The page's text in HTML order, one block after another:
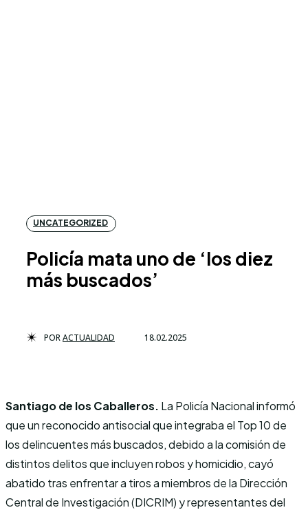
UNCATEGORIZED
Policía mata uno de ‘los diez
más buscados’
PORACTUALIDAD 18.02.2025
Santiago de los Caballeros. La Policía Nacional informó
que un reconocido antisocial que integraba el Top 10 de
los delincuentes más buscados, debido a la comisión de
distintos delitos que incluyen robos y homicidio, cayó
abatido tras enfrentar a tiros a miembros de la Dirección
Central de Investigación (DICRIM) y representantes del